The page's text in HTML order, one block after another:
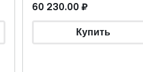
60 230.00 ₽